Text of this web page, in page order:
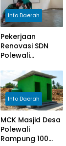
Info Daerah
Pekerjaan
Renovasi SDN
Polewali
Finishing
Info Daerah
MCK Masjid Desa
Polewali
Rampung 100